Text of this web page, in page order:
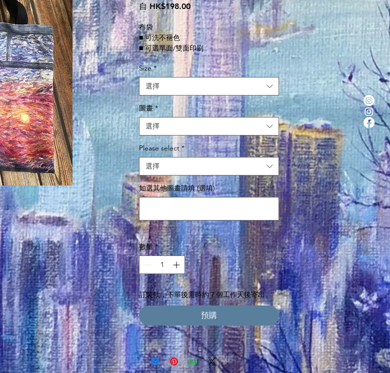
自 HK$198.00促
銷
價
格
布袋
■ 可洗不褪色
■ 可選單面/雙面印刷
■ 有內袋
■ 材質：短毛絨布
■ 兩種尺寸：
30X35cm｜35cmX40cm
**訂製款，下單後需時約７個工作天後寄出。
Size *
選擇
圖畫 *
選擇
Please select *
選擇
如選其他圖畫請填 (選填)
0/500
數量 *
訂製款，下單後需時約７個工作天後寄出。
預購